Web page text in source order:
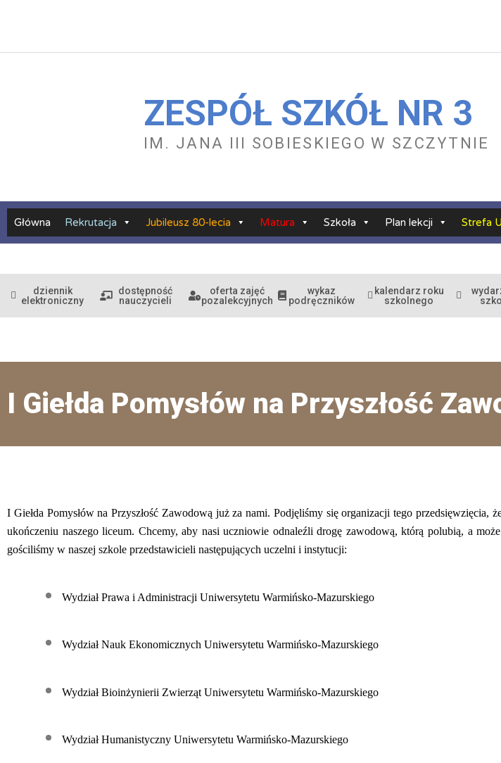
ZESPÓŁ SZKÓŁ NR 3
IM. JANA III SOBIESKIEGO W SZCZYTNIE
Główna Rekrutacja Jubileusz 80-lecia Matura Szkoła Plan lekcji Strefa
dziennik
elektroniczny
dostępność
nauczycieli
oferta zajęć
pozalekcyjnych
wykaz
podręczników
kalendarz roku
szkolnego
I Giełda Pomysłów na Przyszłość
I Giełda Pomysłów na Przyszłość Zawodową już za nami. Podjęliśmy się organizacji tego
ukończeniu naszego liceum. Chcemy, aby nasi uczniowie odnaleźli drogę zawodową, którą polubią, a
gościliśmy w naszej szkole przedstawicieli następujących uczelni i instytucji:
Wydział Prawa i Administracji Uniwersytetu Warmińsko-Mazurskiego
Wydział Nauk Ekonomicznych Uniwersytetu Warmińsko-Mazurskiego
Wydział Bioinżynierii Zwierząt Uniwersytetu Warmińsko-Mazurskiego
Wydział Humanistyczny Uniwersytetu Warmińsko-Mazurskiego